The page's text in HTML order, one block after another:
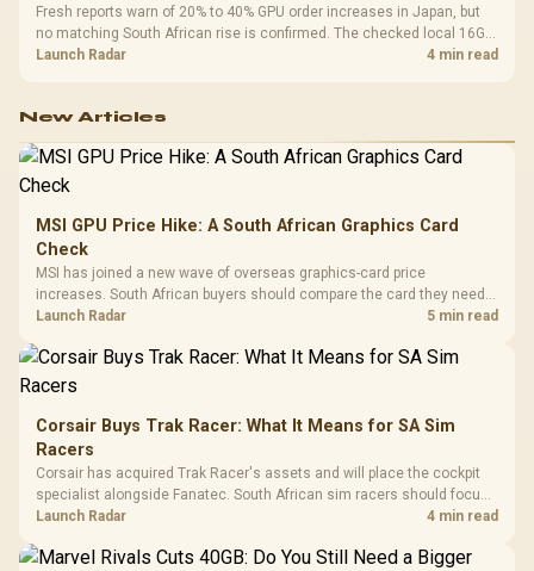
Fresh reports warn of 20% to 40% GPU order increases in Japan, but
no matching South African rise is confirmed. The checked local 16GB
shelf still starts at R9,999.
Launch Radar 4 min read
New Articles
MSI GPU Price Hike: A South African Graphics Card
Check
MSI has joined a new wave of overseas graphics-card price
increases. South African buyers should compare the card they need
against live local options rather than panic-buy.
Launch Radar 5 min read
Corsair Buys Trak Racer: What It Means for SA Sim
Racers
Corsair has acquired Trak Racer's assets and will place the cockpit
specialist alongside Fanatec. South African sim racers should focus
on compatibility, support and full-rig cost.
Launch Radar 4 min read